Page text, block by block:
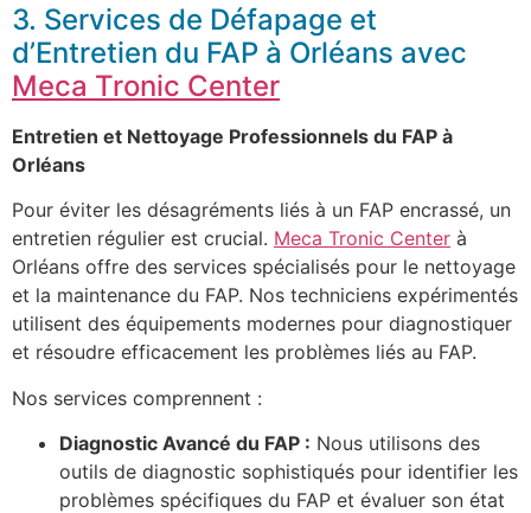
3. Services de Défapage et
d’Entretien du FAP à Orléans avec
Meca Tronic Center
Entretien et Nettoyage Professionnels du FAP à
Orléans
Pour éviter les désagréments liés à un FAP encrassé, un
entretien régulier est crucial. Meca Tronic Center à
Orléans offre des services spécialisés pour le nettoyage
et la maintenance du FAP. Nos techniciens expérimentés
utilisent des équipements modernes pour diagnostiquer
et résoudre efficacement les problèmes liés au FAP.
Nos services comprennent :
Diagnostic Avancé du FAP : Nous utilisons des
outils de diagnostic sophistiqués pour identifier les
problèmes spécifiques du FAP et évaluer son état